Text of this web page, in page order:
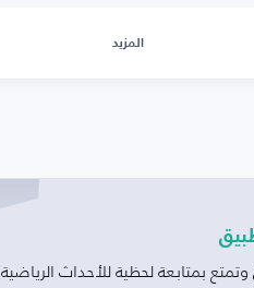
المزيد
بمتابعة لحظية للأحداث الرياضية